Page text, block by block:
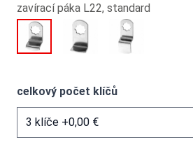
zavírací páka L22, standard
celkový počet klíčů